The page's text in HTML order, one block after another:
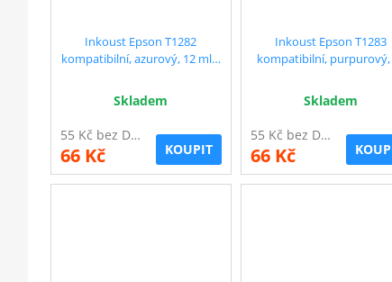
Inkoust Epson T1282
kompatibilní, azurový, 12 ml !!
Skladem
55 Kč bez DPH
66 Kč KOUPIT
Inkoust Epson T1283
kompatibilní, purpurový,
Skladem
55 Kč bez DPH
66 Kč